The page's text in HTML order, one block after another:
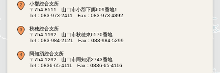
小郡総合支所
〒754-8511 山口市小郡下郷609番地1
Tel：083-973-2411
Fax：083-973-4892
秋穂総合支所
〒754-1192 山口市秋穂東6570番地
Tel：083-984-2121
Fax：083-984-5299
阿知須総合支所
〒754-1292 山口市阿知須2743番地
Tel：0836-65-4111
Fax：0836-65-4116